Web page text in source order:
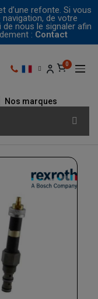
d’une refonte. Si vous
de votre
nous le signaler afin
: Contact
Nos marques